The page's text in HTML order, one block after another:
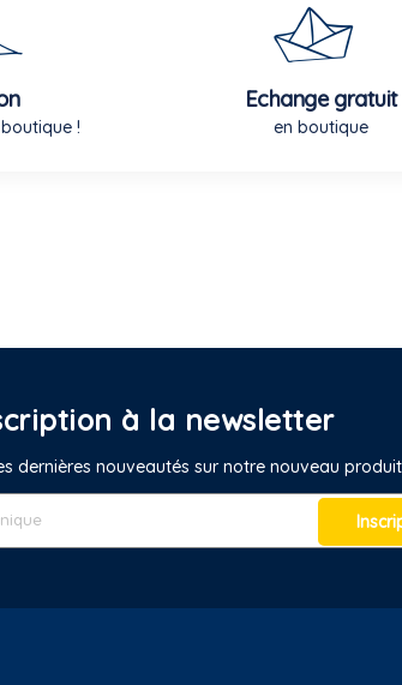
!
Echange gratuit
en boutique
à la newsletter
dernières nouveautés sur notre nouveau